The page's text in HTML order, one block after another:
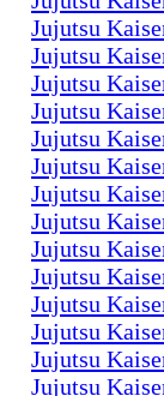
Jujutsu
Jujutsu
Jujutsu
Jujutsu
Jujutsu
Jujutsu
Jujutsu
Jujutsu
Jujutsu
Jujutsu
Jujutsu
Jujutsu
Jujutsu
Jujutsu